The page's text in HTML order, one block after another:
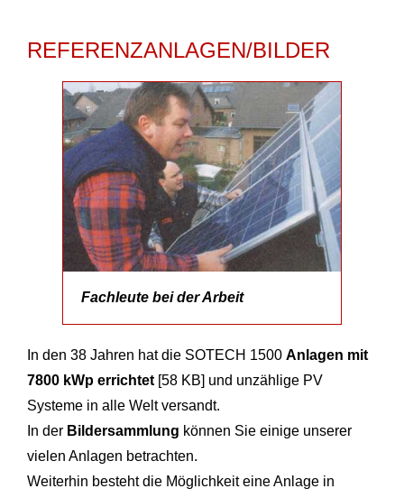
REFERENZANLAGEN/BILDER
Fachleute bei der Arbeit
In den 38 Jahren hat die SOTECH 1500 Anlagen mit
7800 kWp errichtet [58 KB] und unzählige PV
Systeme in alle Welt versandt.
In der Bildersammlung können Sie einige unserer
vielen Anlagen betrachten.
Weiterhin besteht die Möglichkeit eine Anlage in